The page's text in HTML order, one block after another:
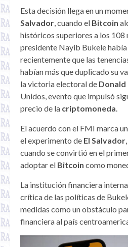
Esta decisión llega en un
Salvador, cuando el Bitcoin
históricos superiores a los 108
presidente Nayib Bukele
recientemente que las
habían más que duplicado su
la victoria electoral de Donald
Unidos, evento que impulsó
precio de la criptomoneda.
El acuerdo con el FMI marca
el experimento de El Salvador
cuando se convirtió en el
adoptar el Bitcoin como
La institución financiera
crítica de las políticas de
medidas como un obstáculo
financiera al país